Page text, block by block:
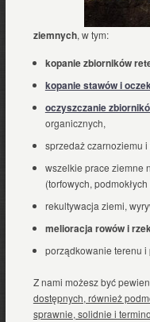
ziemnych, w tym:
kopaniezbiorników
kopanie stawów i
oczyszczanie
organicznych,
sprzedaż czarnoziemu i
wszelkie prace ziemne
(torfowych,
rekultywacja ziemi,
melioracja rowów i
porządkowanie terenu
Z nami możesz być
dostępnych, również
sprawnie, solidnie i